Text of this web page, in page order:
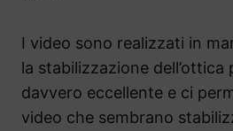
I video sono realizzati in
la stabilizzazione dell’ottica
davvero eccellente e ci
video che sembrano